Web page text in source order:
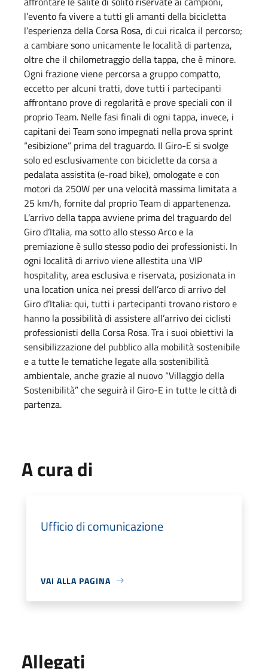
l’evento fa vivere a tutti gli amanti della bicicletta
l’esperienza della Corsa Rosa, di cui ricalca il percorso;
a cambiare sono unicamente le località di partenza,
oltre che il chilometraggio della tappa, che è minore.
Ogni frazione viene percorsa a gruppo compatto,
eccetto per alcuni tratti, dove tutti i partecipanti
affrontano prove di regolarità e prove speciali con il
proprio Team. Nelle fasi finali di ogni tappa, invece, i
capitani dei Team sono impegnati nella prova sprint
“esibizione” prima del traguardo. Il Giro-E si svolge
solo ed esclusivamente con biciclette da corsa a
pedalata assistita (e-road bike), omologate e con
motori da 250W per una velocità massima limitata a
25 km/h, fornite dal proprio Team di appartenenza.
L’arrivo della tappa avviene prima del traguardo del
Giro d’Italia, ma sotto allo stesso Arco e la
premiazione è sullo stesso podio dei professionisti. In
ogni località di arrivo viene allestita una VIP
hospitality, area esclusiva e riservata, posizionata in
una location unica nei pressi dell’arco di arrivo del
Giro d’Italia: qui, tutti i partecipanti trovano ristoro e
hanno la possibilità di assistere all’arrivo dei ciclisti
professionisti della Corsa Rosa. Tra i suoi obiettivi la
sensibilizzazione del pubblico alla mobilità sostenibile
e a tutte le tematiche legate alla sostenibilità
ambientale, anche grazie al nuovo “Villaggio della
Sostenibilità” che seguirà il Giro-E in tutte le città di
partenza.
A cura di
Ufficio di comunicazione
VAI ALLA PAGINA
Allegati